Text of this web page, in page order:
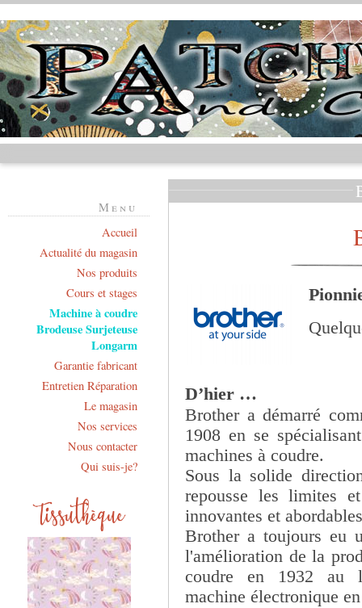
D’hier …
Brother a démarré
1908 en se
machines à coudre.
Sous la solide
repousse les limites
innovantes et
Brother a toujours eu
l'amélioration de la
coudre en 1932 au
machine électronique
Menu
Accueil
Actualité du magasin
Nos produits
Cours et stages
Machine à coudre
Brodeuse Surjeteuse
Longarm
Garantie fabricant
Entretien Réparation
Le magasin
Nos services
Nous contacter
Qui suis-je?